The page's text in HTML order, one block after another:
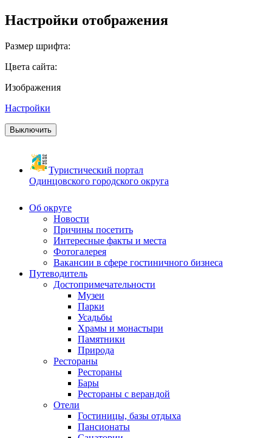
Настройки отображения
Размер шрифта:
Цвета сайта:
Изображения
Настройки
Выключить
Туристический портал
Одинцовского городского округа
Об округе
Новости
Причины посетить
Интересные факты и места
Фотогалерея
Вакансии в сфере гостиничного бизнеса
Путеводитель
Достопримечательности
Музеи
Парки
Усадьбы
Храмы и монастыри
Памятники
Природа
Рестораны
Рестораны
Бары
Рестораны с верандой
Отели
Гостиницы, базы отдыха
Пансионаты